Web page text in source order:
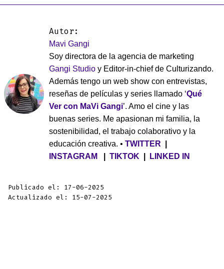
Autor:
Mavi Gangi
Soy directora de la agencia de marketing
Gangi Studio y Editor-in-chief de Culturizando.
Además tengo un web show con entrevistas,
reseñas de películas y series llamado ‘Qué
Ver con MaVi Gangi’. Amo el cine y las
buenas series. Me apasionan mi familia, la
sostenibilidad, el trabajo colaborativo y la
educación creativa. • TWITTER
INSTAGRAM
TIKTOK LINKED IN
Publicado el: 17-06-2025
Actualizado el: 15-07-2025